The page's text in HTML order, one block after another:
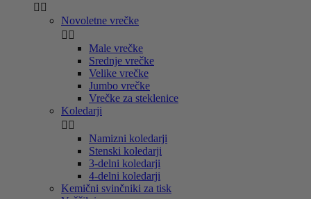
 
Novoletne vrečke
 
Male vrečke
Srednje vrečke
Velike vrečke
Jumbo vrečke
Vrečke za steklenice
Koledarji
 
Namizni koledarji
Stenski koledarji
3-delni koledarji
4-delni koledarji
Kemični svinčniki za tisk